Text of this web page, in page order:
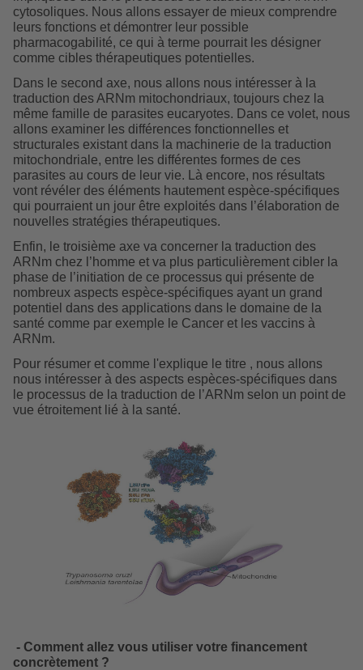
cytosoliques. Nous allons essayer de mieux comprendre
leurs fonctions et démontrer leur possible
pharmacogabilité, ce qui à terme pourrait les désigner
comme cibles thérapeutiques potentielles.
Dans le second axe, nous allons nous intéresser à la
traduction des ARNm mitochondriaux, toujours chez la
même famille de parasites eucaryotes. Dans ce volet, nous
allons examiner les différences fonctionnelles et
structurales existant dans la machinerie de la traduction
mitochondriale, entre les différentes formes de ces
parasites au cours de leur vie. Là encore, nos résultats
vont révéler des éléments hautement espèce-spécifiques
qui pourraient un jour être exploités dans l’élaboration de
nouvelles stratégies thérapeutiques.
Enfin, le troisième axe va concerner la traduction des
ARNm chez l’homme et va plus particulièrement cibler la
phase de l’initiation de ce processus qui présente de
nombreux aspects espèce-spécifiques ayant un grand
potentiel dans des applications dans le domaine de la
santé comme par exemple le Cancer et les vaccins à
ARNm.
Pour résumer et comme l'explique le titre , nous allons
nous intéresser à des aspects espèces-spécifiques dans
le processus de la traduction de l’ARNm selon un point de
vue étroitement lié à la santé.
- Comment allez vous utiliser votre financement
concrètement ?